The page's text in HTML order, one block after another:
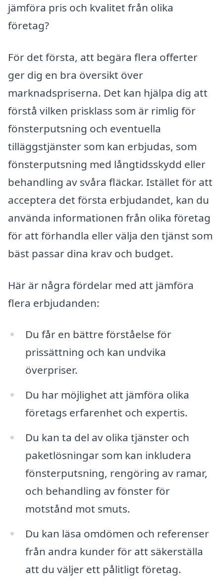
jämföra pris och kvalitet från olika
företag?
För det första, att begära flera offerter
ger dig en bra översikt över
marknadspriserna. Det kan hjälpa dig att
förstå vilken prisklass som är rimlig för
fönsterputsning och eventuella
tilläggstjänster som kan erbjudas, som
fönsterputsning med långtidsskydd eller
behandling av svåra fläckar. Istället för att
acceptera det första erbjudandet, kan du
använda informationen från olika företag
för att förhandla eller välja den tjänst som
bäst passar dina krav och budget.
Här är några fördelar med att jämföra
flera erbjudanden:
Du får en bättre förståelse för
prissättning och kan undvika
överpriser.
Du har möjlighet att jämföra olika
företags erfarenhet och expertis.
Du kan ta del av olika tjänster och
paketlösningar som kan inkludera
fönsterputsning, rengöring av ramar,
och behandling av fönster för
motstånd mot smuts.
Du kan läsa omdömen och referenser
från andra kunder för att säkerställa
att du väljer ett pålitligt företag.